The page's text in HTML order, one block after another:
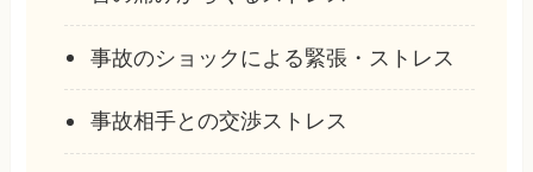
事故のショックによる緊張・ストレス
事故相手との交渉ストレス